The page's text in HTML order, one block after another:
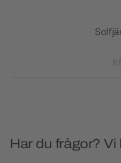
Har du frågor? Vi